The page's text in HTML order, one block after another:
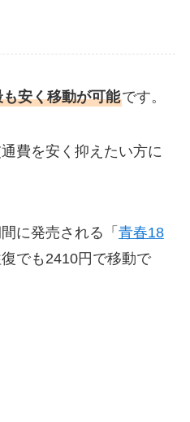
も安く移動が可能です。
費を安く抑えたい方に
に発売される「 青春18
でも2410円で移動で